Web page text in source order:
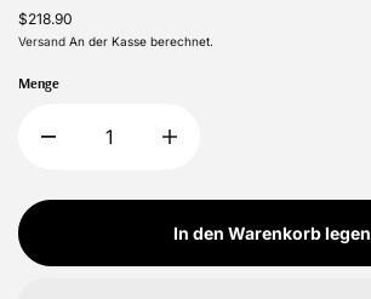
$218.90
Versand An der Kasse berechnet.
Menge
In den Warenkorb legen